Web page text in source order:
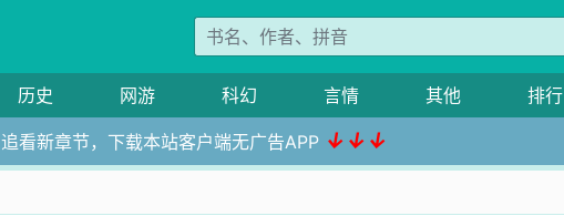
历史 网游 科幻 言情 其他 排行
追看新章节，下载本站客户端无广告APP ↓↓↓